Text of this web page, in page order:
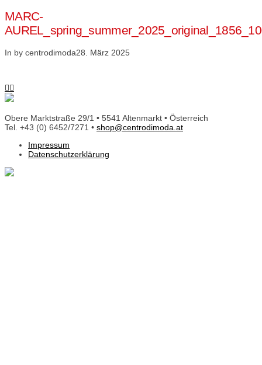
MARC-
In by centrodimoda28. März 2025
Obere Marktstraße 29/1 • 5541 Altenmarkt • Österreich
Tel. +43 (0) 6452/7271 • shop@centrodimoda.at
Impressum
Datenschutzerklärung